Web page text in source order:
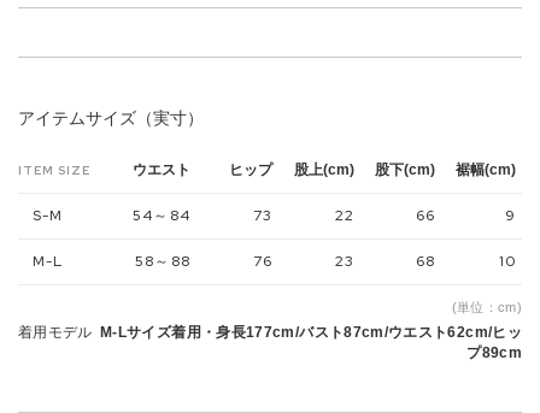
アイテムサイズ（実寸）
ITEM SIZE ウエスト ヒップ 股上(cm) 股下(cm) 裾幅(cm)
S-M 54～84 73 22 66 9
M-L 58～88 76 23 68 10
(単位：cm)
着用モデル
M-Lサイズ着用・身長177cm/バスト87cm/ウエスト62cm/ヒッ
プ89cm